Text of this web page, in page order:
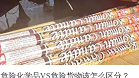
危险化学品VS危险货物该怎么区分？